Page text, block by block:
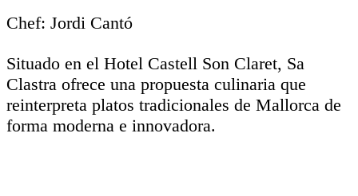
Chef: Jordi Cantó
Situado en el Hotel Castell Son Claret, Sa
Clastra ofrece una propuesta culinaria que
reinterpreta platos tradicionales de Mallorca de
forma moderna e innovadora.